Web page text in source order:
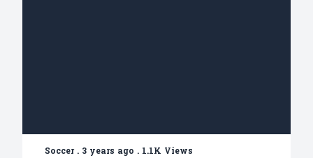
Soccer. 3 years ago . 1.1K Views